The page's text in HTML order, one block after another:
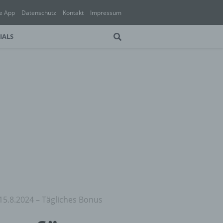
App Datenschutz Kontakt Impressum
– Tägliches Bonus